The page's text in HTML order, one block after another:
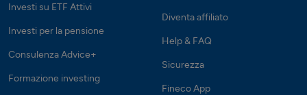
Investi su ETF Attivi
Investi per la pensione
Consulenza Advice+
Formazione investing
Diventa affiliato
Help & FAQ
Sicurezza
Fineco App